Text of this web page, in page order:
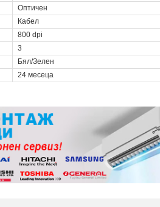
Оптичен
Кабел
800 dpi
3
Бял/Зелен
24 месеца